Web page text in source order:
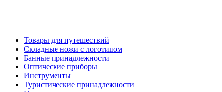
Товары для путешествий
Складные ножи с логотипом
Банные принадлежности
Оптические приборы
Инструменты
Туристические принадлежности